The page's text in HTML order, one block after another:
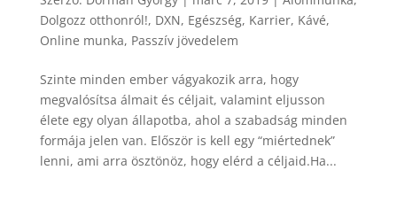
Dolgozz otthonról!, DXN, Egészség, Karrier, Kávé,
Online munka, Passzív jövedelem
Szinte minden ember vágyakozik arra, hogy
megvalósítsa álmait és céljait, valamint eljusson
élete egy olyan állapotba, ahol a szabadság minden
formája jelen van. Először is kell egy “miértednek”
lenni, ami arra ösztönöz, hogy elérd a céljaid.Ha...